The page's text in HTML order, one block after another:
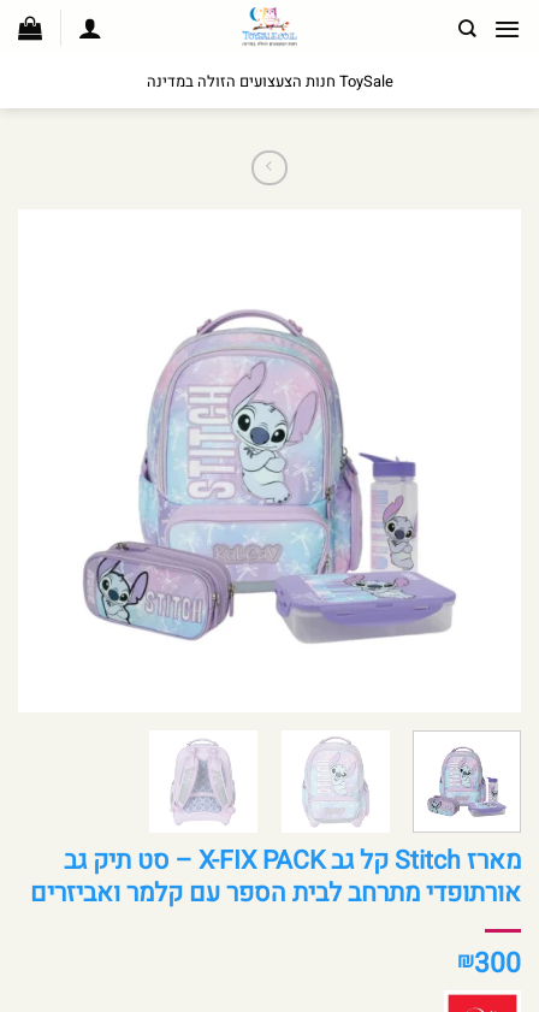
לתוכן
ToySale חנות הצעצועים הזולה במדינה
מארז Stitch קל גב X-FIX PACK – סט תיק גב
אורתופדי מתרחב לבית הספר עם קלמר ואביזרים
₪300